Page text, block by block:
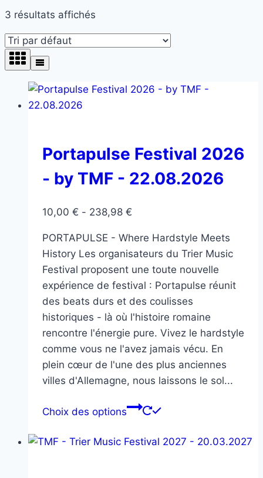
3 résultats affichés
Portapulse Festival 2026
- by TMF - 22.08.2026
10,00 € - 238,98 €
PORTAPULSE - Where Hardstyle Meets
History Les organisateurs du Trier Music
Festival proposent une toute nouvelle
expérience de festival : Portapulse réunit
des beats durs et des coulisses
historiques - là où l'histoire romaine
rencontre l'énergie pure. Vivez le hardstyle
comme vous ne l'avez jamais vécu. En
plein cœur de l'une des plus anciennes
villes d'Allemagne, nous laissons le sol...
Choix des options
Ce
a